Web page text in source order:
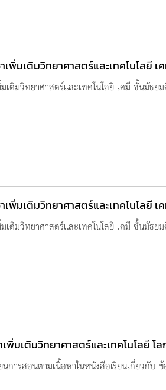
เพิ่มเติมวิทยาศาสตร์และเทคโนโลยี
เติมวิทยาศาสตร์และเทคโนโลยี เคมี ชั้นมัธ
เพิ่มเติมวิทยาศาสตร์และเทคโนโลยี
เติมวิทยาศาสตร์และเทคโนโลยี เคมี ชั้นมัธ
พิ่มเติมวิทยาศาสตร์และเทคโนโลยี
นการสอนตามเนื้อหาในหนังสือเรียนเกี่ยวกั